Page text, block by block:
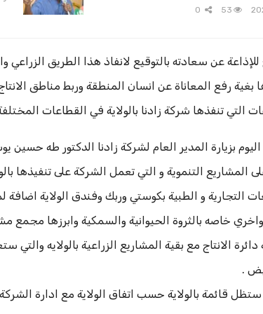
53
عن سعادته بالتوقيع لانفاذ هذا الطريق
بغية رفع المعاناة عن انسان المنطقة وربط مناطق
التي تنفذها شركة زادنا بالولاية في القطاعات
بزيارة المدير العام لشركة زادنا الدكتور طه
المشاريع التنموية و التي تعمل الشركة على تنفيذها
التجارية و الطبية بكوستي وربك وفندق الولاية اضافة
واخري خاصه بالثروة الحيوانية والسمكية وابرزها مجمع
الانتاج مع بقية المشاريع الزراعية بالولايه
.
ستظل قائمة بالولاية حسب اتفاق الولاية مع ادارة